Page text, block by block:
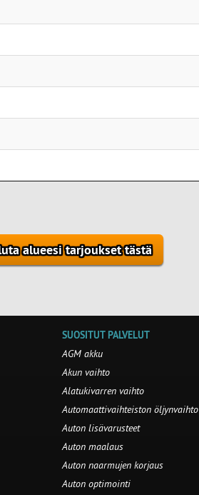
alueesi tarjoukset tästä
SUOSITUT PALVELUT
AGM akku
Akun vaihto
Alatukivarren vaihto
Automaattivaihteiston öljynvaihto
Auton lisävarusteet
Auton maalaus
Auton naarmujen korjaus
Auton optimointi